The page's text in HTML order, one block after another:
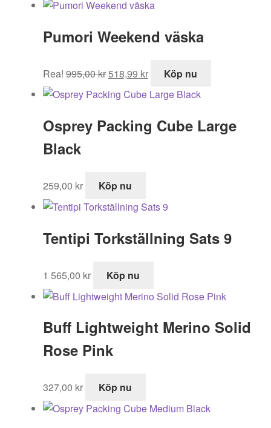
priset
3
2
Pumori Weekend väska
Rea! 995,00kr
ursprungliga
priset
995,00 kr.
518,99 kr
nuvarande
priset
518,99 kr.
Köp nu
Osprey Packing Cube Large
Black
259,00 kr Köp nu
Tentipi Torkställning Sats 9
1 565,00 kr Köp nu
Buff Lightweight Merino Solid
Rose Pink
327,00 kr Köp nu